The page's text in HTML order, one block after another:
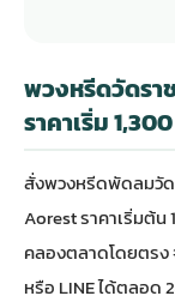
พวงหรีดวัดรา
ราคาเริ่ม
สั่งพวงหรีดพัดลมวั
Aorest ราคาเริ่มต้น
คลองตลาดโดยตรง
หรือ LINE ได้ตลอด